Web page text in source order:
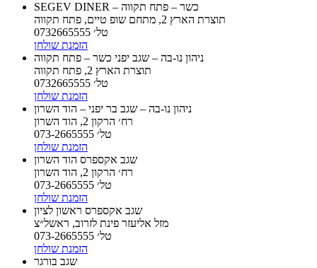
SEGEV DINER – כשר – פתח תקווה
תוצרת הארץ 2, מתחם שופ טיים, פתח תקווה
טל׳ 0732665555
הזמנת שולחן
ניהון נו-בה – שגב יפני כשר – פתח תקווה
תוצרת הארץ 2, פתח תקווה
טל׳ 0732665555
הזמנת שולחן
ניהון נו-בה – שגב בר יפני – הוד השרון
רח׳ הרקון 2, הוד השרון
טל׳ 073-2665555
הזמנת שולחן
שגב אקספרס הוד השרון
רח׳ הרקון 2, הוד השרון
טל׳ 073-2665555
הזמנת שולחן
שגב אקספרס ראשון לציון
מזל אליעזר פינת לזרוב, ראשל״צ
טל׳ 073-2665555
הזמנת שולחן
שגב בורגר